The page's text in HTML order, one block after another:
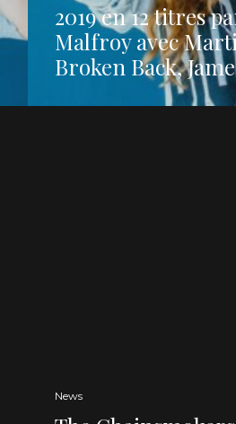
2019 en 12 titres
Malfroy avec
Broken Back,
News